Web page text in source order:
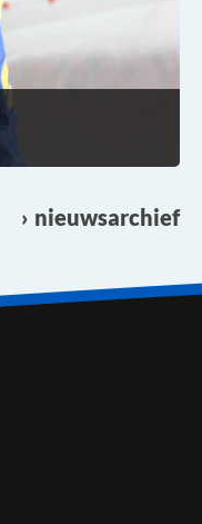
nieuwsarchief